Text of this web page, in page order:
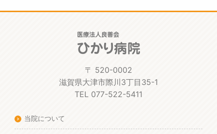
〒 520-0002
滋賀県大津市際川3丁目35-1
TEL 077-522-5411
当院について